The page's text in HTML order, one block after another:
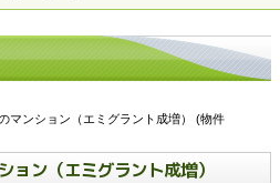
マンション（エミグラント成増） (物件
ョン（エミグラント成増）